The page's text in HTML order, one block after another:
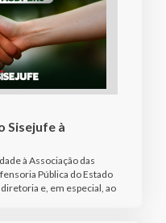
Sisejufe à
à Associação das
Pública do Estado
diretoria e, em especial, ao